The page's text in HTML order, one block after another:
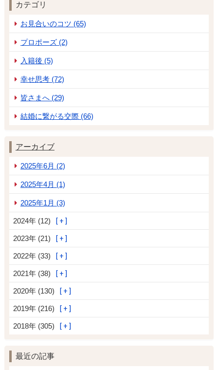
カテゴリ
お見合いのコツ (65)
プロポーズ (2)
入籍後 (5)
幸せ思考 (72)
皆さまへ (29)
結婚に繋がる交際 (66)
アーカイブ
2025年6月 (2)
2025年4月 (1)
2025年1月 (3)
2024年 (12)
2023年 (21)
2022年 (33)
2021年 (38)
2020年 (130)
2019年 (216)
2018年 (305)
最近の記事